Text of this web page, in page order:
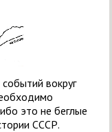
вокруг
это не беглые
СССР.